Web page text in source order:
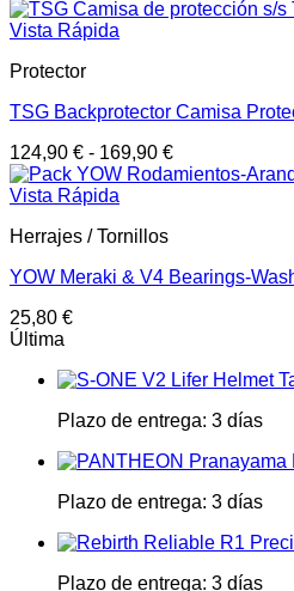
Vista Rápida
Protector
TSG Backprotector Camisa
124,90 € - 169,90 €
Vista Rápida
Herrajes / Tornillos
YOW Meraki & V4 Bearings-
25,80 €
Última
Plazo de entrega: 3 días
Plazo de entrega: 3 días
Plazo de entrega: 3 días